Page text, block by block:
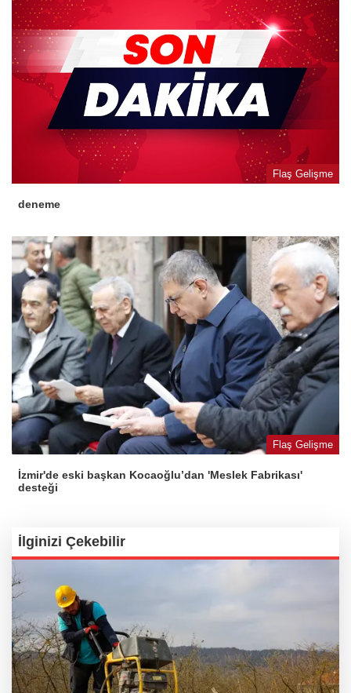
Flaş Gelişme
deneme
Flaş Gelişme
İzmir'de eski başkan Kocaoğlu’dan 'Meslek Fabrikası'
desteği
İlginizi Çekebilir